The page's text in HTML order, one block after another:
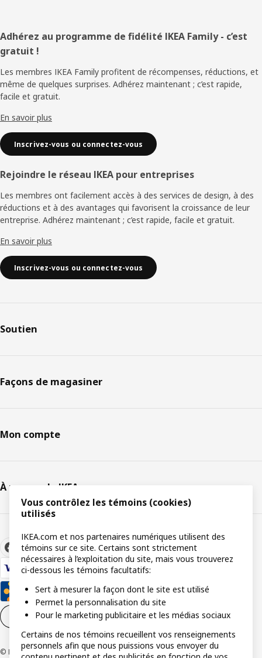
Pied
de
page
Adhérez au programme de fidélité IKEA Family - c’est
gratuit !
Les membres IKEA Family profitent de récompenses, réductions, et
même de quelques surprises. Adhérez maintenant ; c’est rapide,
facile et gratuit.
En savoir plus
Inscrivez-vous ou connectez-vous
Rejoindre le réseau IKEA pour entreprises
Les membres ont facilement accès à des services de design, à des
réductions et à des avantages qui favorisent la croissance de leur
entreprise. Adhérez maintenant ; c’est rapide, facile et gratuit.
En savoir plus
Inscrivez-vous ou connectez-vous
Soutien
Façons de magasiner
Mon compte
À propos de IKEA
Paramètres de témoins FR
© Inter IKEA Systems B.V 1999-2026
Vous contrôlez les témoins (cookies)
utilisés
IKEA.com et nos partenaires numériques utilisent des
témoins sur ce site. Certains sont strictement
nécessaires à l’exploitation du site, mais vous trouverez
ci-dessous les témoins facultatifs:
Sert à mesurer la façon dont le site est utilisé
Permet la personnalisation du site
Pour le marketing publicitaire et les médias sociaux
Certains de nos témoins recueillent vos renseignements
personnels afin que nous puissions vous envoyer du